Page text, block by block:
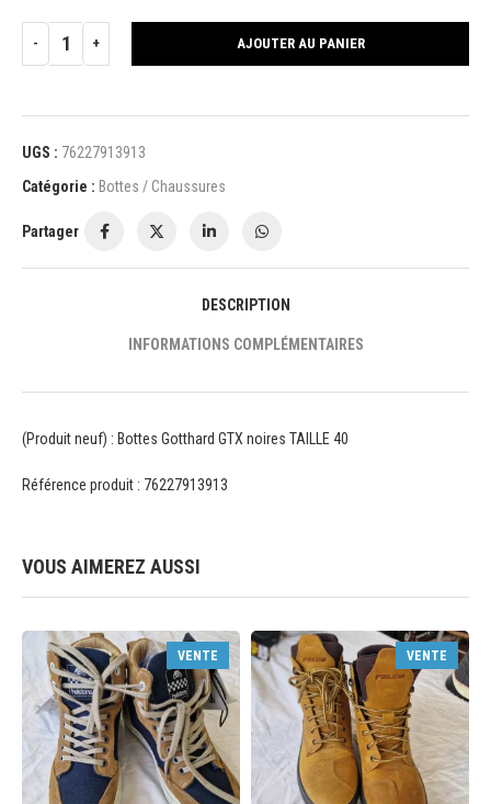
AJOUTER AU PANIER
UGS : 76227913913
Catégorie : Bottes / Chaussures
Partager
DESCRIPTION
INFORMATIONS COMPLÉMENTAIRES
(Produit neuf) : Bottes Gotthard GTX noires TAILLE 40
Référence produit : 76227913913
VOUS AIMEREZ AUSSI
VENTE VENTE